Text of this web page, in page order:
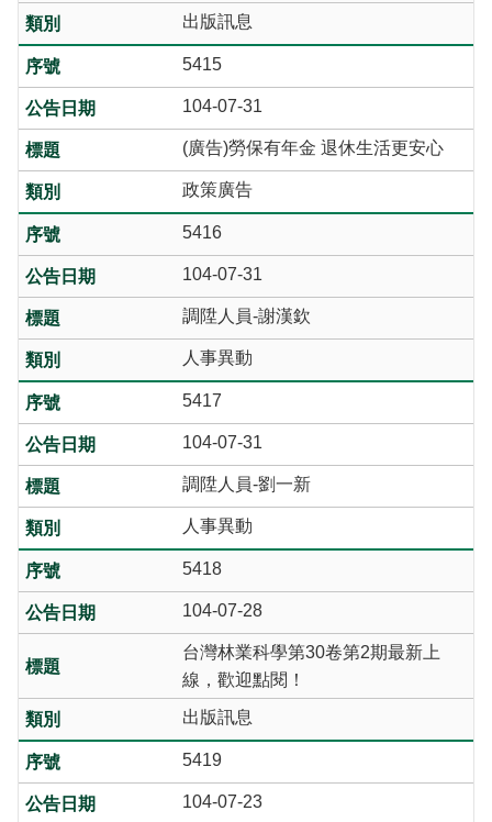
出版訊息
5415
104-07-31
(廣告)勞保有年金 退休生活更安心
政策廣告
5416
104-07-31
調陞人員-謝漢欽
人事異動
5417
104-07-31
調陞人員-劉一新
人事異動
5418
104-07-28
台灣林業科學第30卷第2期最新上
線，歡迎點閱！
出版訊息
5419
104-07-23